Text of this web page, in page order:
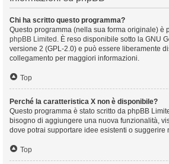
Chi ha scritto questo programma?
Questo programma (nella sua forma originale) è
phpBB Limited . È reso disponibile sotto la GNU
versione 2 (GPL-2.0) e può essere liberamente
collegamento per maggiori informazioni.
Top
Perché la caratteristica X non è disponibile?
Questo programma è stato scritto da phpBB
bisogno di aggiungere una nuova funzionalità,
dove potrai supportare idee esistenti o suggerire
Top